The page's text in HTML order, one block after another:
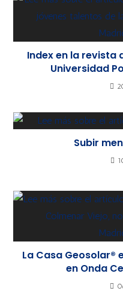
Index en la revista
Universidad
Subir
La Casa Geosolar®
en Onda